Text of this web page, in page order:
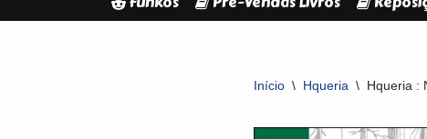
Início \ Hqueria \ Hqueria :